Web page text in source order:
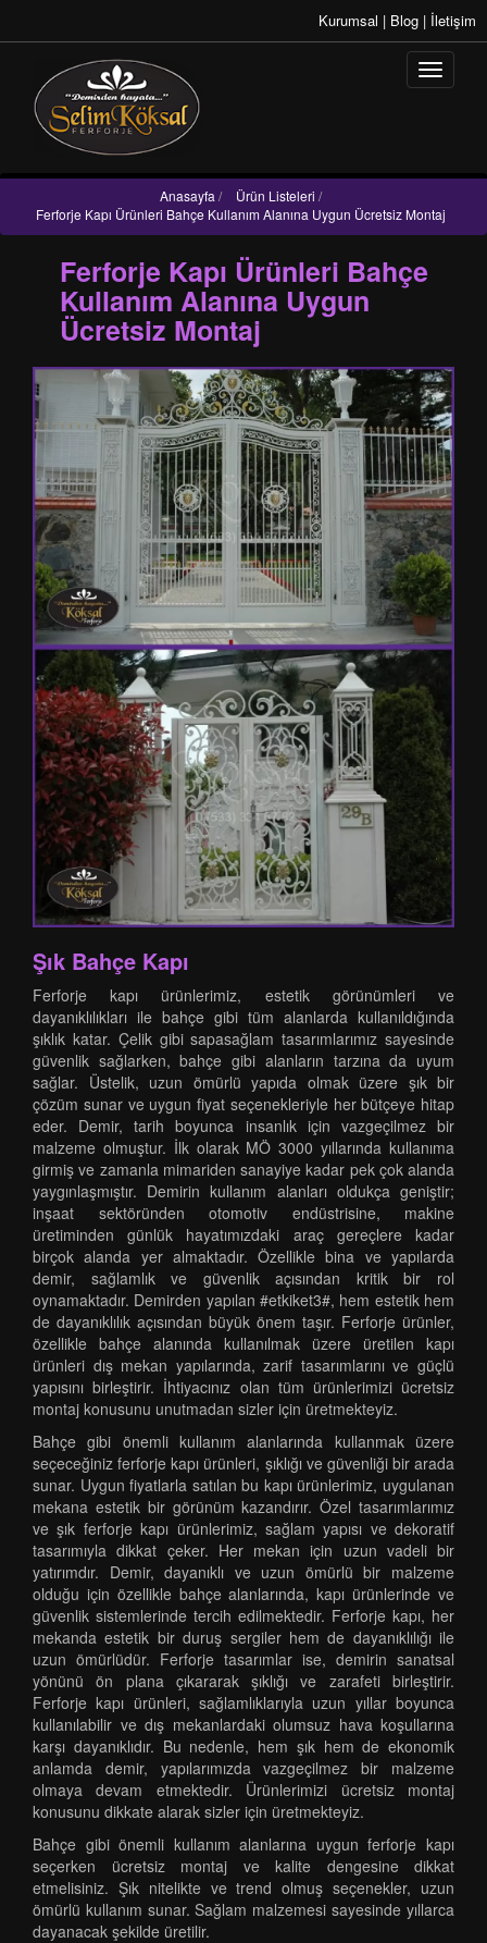
Kurumsal | Blog | İletişim
Anasayfa / Ürün Listeleri /
Ferforje Kapı Ürünleri Bahçe Kullanım Alanına Uygun Ücretsiz Montaj
Ferforje Kapı Ürünleri Bahçe
Kullanım Alanına Uygun
Ücretsiz Montaj
Şık Bahçe Kapı
Ferforje kapı ürünlerimiz, estetik görünümleri ve
dayanıklılıkları ile bahçe gibi tüm alanlarda kullanıldığında
şıklık katar. Çelik gibi sapasağlam tasarımlarımız sayesinde
güvenlik sağlarken, bahçe gibi alanların tarzına da uyum
sağlar. Üstelik, uzun ömürlü yapıda olmak üzere şık bir
çözüm sunar ve uygun fiyat seçenekleriyle her bütçeye hitap
eder. Demir, tarih boyunca insanlık için vazgeçilmez bir
malzeme olmuştur. İlk olarak MÖ 3000 yıllarında kullanıma
girmiş ve zamanla mimariden sanayiye kadar pek çok alanda
yaygınlaşmıştır. Demirin kullanım alanları oldukça geniştir;
inşaat sektöründen otomotiv endüstrisine, makine
üretiminden günlük hayatımızdaki araç gereçlere kadar
birçok alanda yer almaktadır. Özellikle bina ve yapılarda
demir, sağlamlık ve güvenlik açısından kritik bir rol
oynamaktadır. Demirden yapılan #etkiket3#, hem estetik hem
de dayanıklılık açısından büyük önem taşır. Ferforje ürünler,
özellikle bahçe alanında kullanılmak üzere üretilen kapı
ürünleri dış mekan yapılarında, zarif tasarımlarını ve güçlü
yapısını birleştirir. İhtiyacınız olan tüm ürünlerimizi ücretsiz
montaj konusunu unutmadan sizler için üretmekteyiz.
Bahçe gibi önemli kullanım alanlarında kullanmak üzere
seçeceğiniz ferforje kapı ürünleri, şıklığı ve güvenliği bir arada
sunar. Uygun fiyatlarla satılan bu kapı ürünlerimiz, uygulanan
mekana estetik bir görünüm kazandırır. Özel tasarımlarımız
ve şık ferforje kapı ürünlerimiz, sağlam yapısı ve dekoratif
tasarımıyla dikkat çeker. Her mekan için uzun vadeli bir
yatırımdır. Demir, dayanıklı ve uzun ömürlü bir malzeme
olduğu için özellikle bahçe alanlarında, kapı ürünlerinde ve
güvenlik sistemlerinde tercih edilmektedir. Ferforje kapı, her
mekanda estetik bir duruş sergiler hem de dayanıklılığı ile
uzun ömürlüdür. Ferforje tasarımlar ise, demirin sanatsal
yönünü ön plana çıkararak şıklığı ve zarafeti birleştirir.
Ferforje kapı ürünleri, sağlamlıklarıyla uzun yıllar boyunca
kullanılabilir ve dış mekanlardaki olumsuz hava koşullarına
karşı dayanıklıdır. Bu nedenle, hem şık hem de ekonomik
anlamda demir, yapılarımızda vazgeçilmez bir malzeme
olmaya devam etmektedir. Ürünlerimizi ücretsiz montaj
konusunu dikkate alarak sizler için üretmekteyiz.
Bahçe gibi önemli kullanım alanlarına uygun ferforje kapı
seçerken ücretsiz montaj ve kalite dengesine dikkat
etmelisiniz. Şık nitelikte ve trend olmuş seçenekler, uzun
ömürlü kullanım sunar. Sağlam malzemesi sayesinde yıllarca
dayanacak şekilde üretilir.